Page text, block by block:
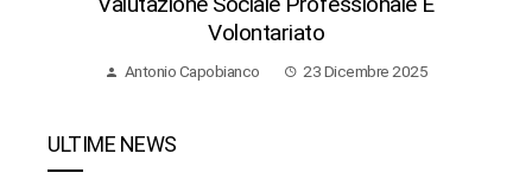
Volontariato
Antonio Capobianco 23 Dicembre 2025
ULTIME NEWS